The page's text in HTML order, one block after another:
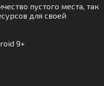
пустого места, так
для своей
9+